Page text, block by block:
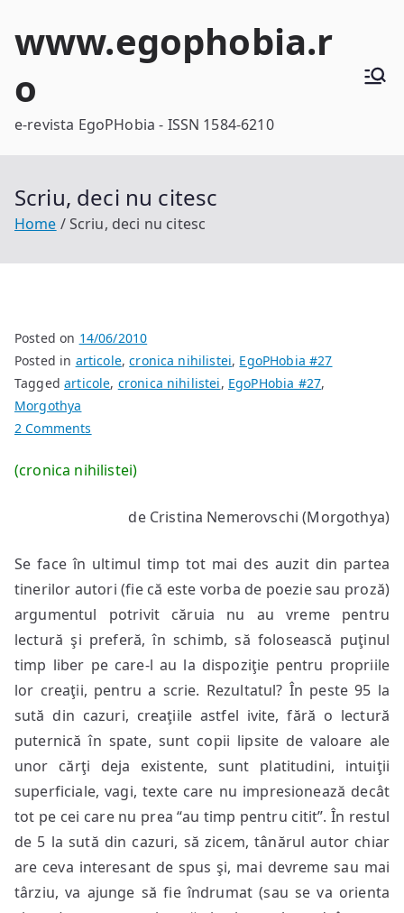
www.egophobia.r
o
e-revista EgoPHobia - ISSN 1584-6210
Scriu, deci nu citesc
Home Scriu, deci nu citesc
Posted on 14/06/2010
Posted in articole,cronica nihilistei, EgoPHobia #27
Taggedarticole, cronica nihilistei, EgoPHobia #27,
Morgothya
2 Comments
deci
(cronica nihilistei)
de Cristina Nemerovschi (Morgothya)
Se face în ultimul timp tot mai des auzit din partea
tinerilor autori (fie că este vorba de poezie sau proză)
argumentul potrivit căruia nu au vreme pentru
lectură şi preferă, în schimb, să folosească puţinul
timp liber pe care-l au la dispoziţie pentru propriile
lor creaţii, pentru a scrie. Rezultatul? În peste 95 la
sută din cazuri, creaţiile astfel ivite, fără o lectură
puternică în spate, sunt copii lipsite de valoare ale
unor cărţi deja existente, sunt platitudini, intuiţii
superficiale, vagi, texte care nu impresionează decât
tot pe cei care nu prea “au timp pentru citit”. În restul
de 5 la sută din cazuri, să zicem, tânărul autor chiar
are ceva interesant de spus şi, mai devreme sau mai
târziu, va ajunge să fie îndrumat (sau se va orienta